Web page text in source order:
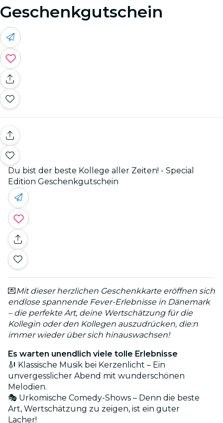
Geschenkgutschein
Du bist der beste Kollege aller Zeiten! - Special
Edition Geschenkgutschein
💌Mit dieser herzlichen Geschenkkarte eröffnen sich
endlose spannende Fever-Erlebnisse in Dänemark
– die perfekte Art, deine Wertschätzung für die
Kollegin oder den Kollegen auszudrücken, die:n
immer wieder über sich hinauswachsen!
Es warten unendlich viele tolle Erlebnisse
🎻 Klassische Musik bei Kerzenlicht – Ein
unvergesslicher Abend mit wunderschönen
Melodien.
🎭 Urkomische Comedy-Shows – Denn die beste
Art, Wertschätzung zu zeigen, ist ein guter
Lacher!